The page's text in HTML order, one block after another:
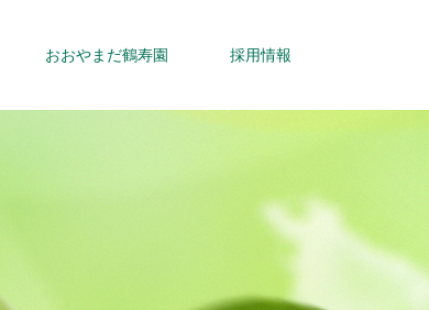
おおやまだ鶴寿園 採用情報